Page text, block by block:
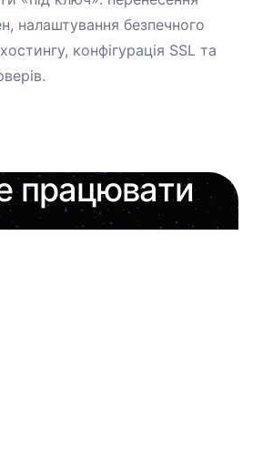
налаштування безпечного
конфігурація SSL та
працювати